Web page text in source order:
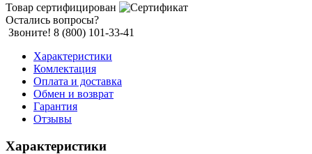
Товар сертифицирован
Остались вопросы?
Звоните! 8 (800) 101-33-41
Характеристики
Комлектация
Оплата и доставка
Обмен и возврат
Гарантия
Отзывы
Характеристики